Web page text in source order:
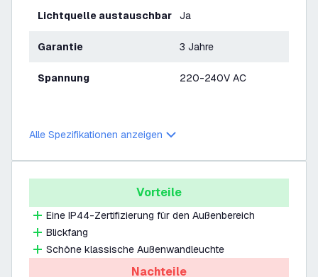
Lichtquelle austauschbar Ja
Garantie 3 Jahre
Spannung 220-240V AC
Alle Spezifikationen anzeigen
Vorteile
Eine IP44-Zertifizierung für den Außenbereich
Blickfang
Schöne klassische Außenwandleuchte
Nachteile